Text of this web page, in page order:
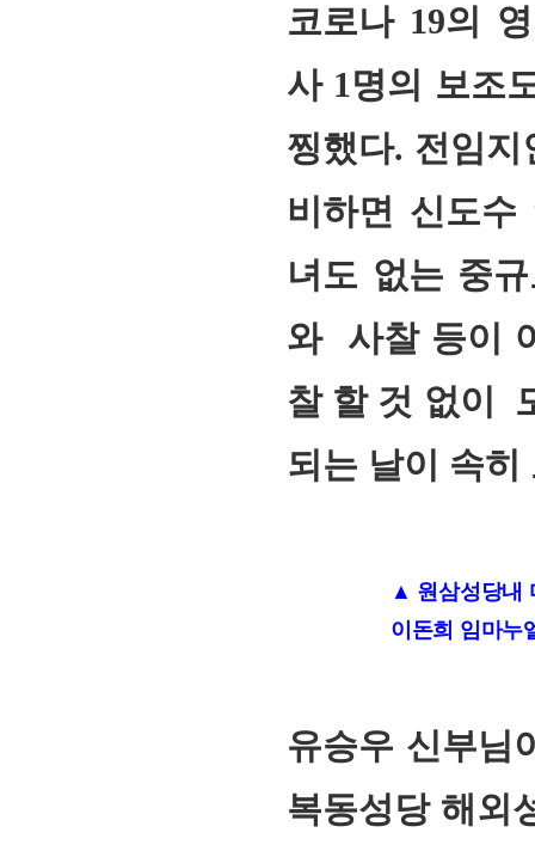
코로나 19의
사 1명의 보조
찡했다. 전임
비하면 신도수
녀도 없는 중
와 사찰 등이
찰 할 것 없이
되는 날이 속
▲ 원삼성당내
이돈희 임마
유승우 신부님
복동성당 해외